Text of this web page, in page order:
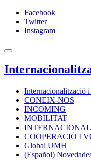
Facebook
Twitter
Instagram
Internacionalització
CONEIX-NOS
INCOMING
MOBILITAT
COOPERACIÓ I
Global UMH
(Español)